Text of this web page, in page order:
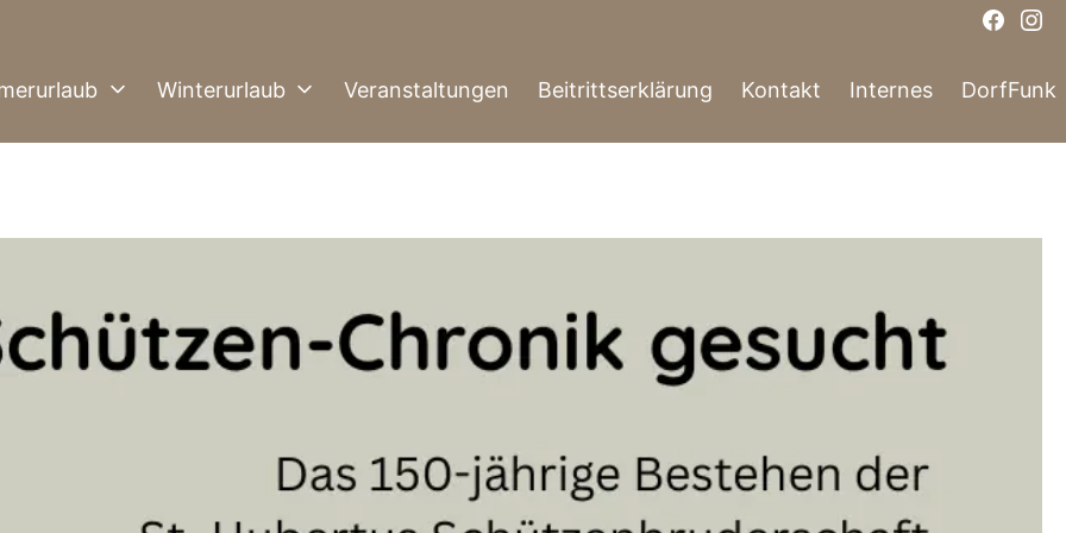
Winterurlaub Veranstaltungen Beitrittserklärung Kontakt Internes DorfFunk